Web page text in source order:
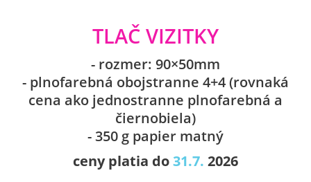
TLAČ VIZITKY
- rozmer: 90×50mm
- plnofarebná obojstranne 4+4 (rovnaká
cena ako jednostranne plnofarebná a
čiernobiela)
- 350 g papier matný
ceny platia do31.7. 2026